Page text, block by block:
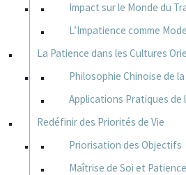
Impact sur le Monde du
L’Impatience comme
La Patience dans les Cultures
Philosophie Chinoise de
Applications Pratiques de
Redéfinir des Priorités de Vie
Priorisation des Objectifs
Maîtrise de Soi et Patience